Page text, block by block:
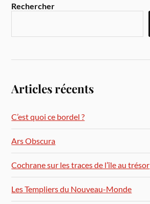
Rechercher
Articles récents
C’est quoi ce bordel ?
Ars Obscura
Cochrane sur les traces de l’île au trésor
Les Templiers du Nouveau-Monde